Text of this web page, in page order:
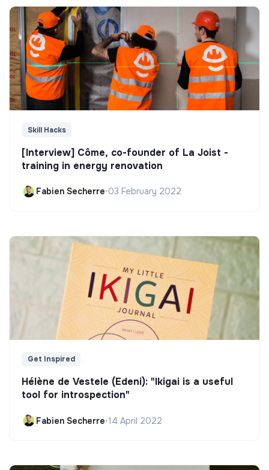
Skill Hacks
[Interview] Côme, co-founder of La Joist -
training in energy renovation
Fabien Secherre•03 February 2022
Get Inspired
Hélène de Vestele (Edeni): "Ikigai is a useful
tool for introspection"
Fabien Secherre•14 April 2022